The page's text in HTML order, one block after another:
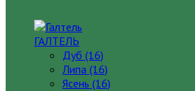
ГАЛТЕЛЬ
Дуб (16)
Липа (16)
Ясень (16)